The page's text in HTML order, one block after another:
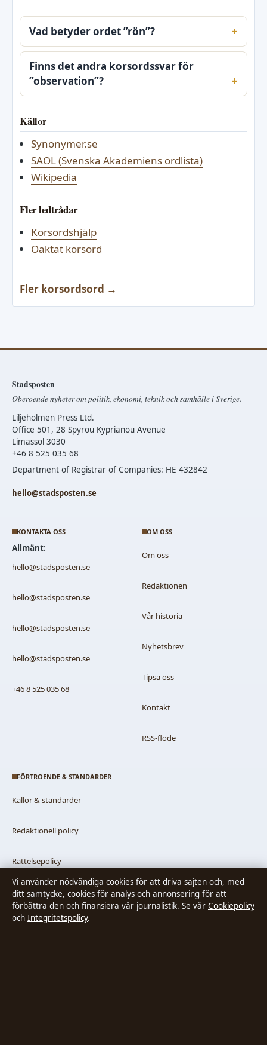
Vad betyder ordet ”rön”?
Finns det andra korsordssvar för
”observation”?
Källor
Synonymer.se
SAOL (Svenska Akademiens ordlista)
Wikipedia
Fler ledtrådar
Korsordshjälp
Oaktat korsord
Fler korsordsord →
Stadsposten
Oberoende nyheter om politik, ekonomi, teknik och samhälle i Sverige.
Liljeholmen Press Ltd.
Office 501, 28 Spyrou Kyprianou Avenue
Limassol 3030
+46 8 525 035 68
Department of Registrar of Companies: HE 432842
hello@stadsposten.se
KONTAKTA OSS
Allmänt:
hello@stadsposten.se
hello@stadsposten.se
hello@stadsposten.se
hello@stadsposten.se
+46 8 525 035 68
OM OSS
Om oss
Redaktionen
Vår historia
Nyhetsbrev
Tipsa oss
Kontakt
RSS-flöde
FÖRTROENDE & STANDARDER
Källor & standarder
Redaktionell policy
Rättelsepolicy
Faktagranskningspolicy
Ägande & finansiering
Vi använder nödvändiga cookies för att driva sajten och, med
ditt samtycke, cookies för analys och annonsering för att
förbättra den och finansiera vår journalistik. Se vår Cookiepolicy
och Integritetspolicy.